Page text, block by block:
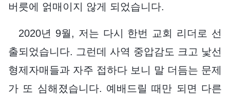
버릇에 얽매이지 않게 되었습니다.
2020년 9월, 저는 다시 한번 교회 리더로 선
출되었습니다. 그런데 사역 중압감도 크고 낯선
형제자매들과 자주 접하다 보니 말 더듬는 문제
가 또 심해졌습니다. 예배드릴 때만 되면 다른